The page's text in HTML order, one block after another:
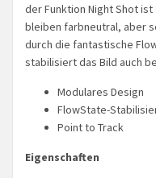
der Funktion Night Shot
bleiben farbneutral, aber
durch die fantastische
stabilisiert das Bild auch
Modulares Design
FlowState-
Point to Track
Eigenschaften